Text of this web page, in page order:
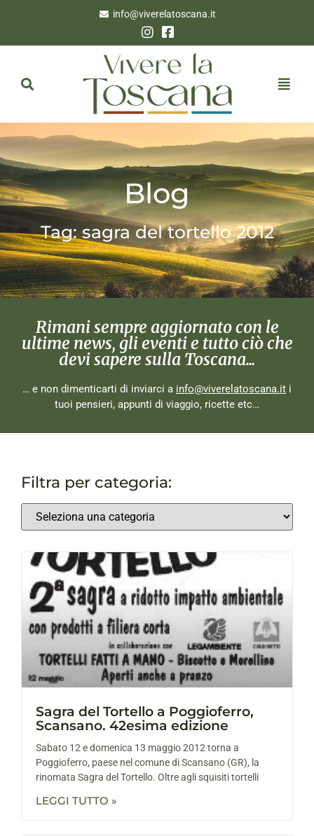
info@viverelatoscana.it
Blog
Tag: sagra del tortello 2012
Rimani sempre aggiornato con le
ultime news, gli eventi e tutto ciò che
devi sapere sulla Toscana...
… e non dimenticarti di inviarci a info@viverelatoscana.it i
tuoi pensieri, appunti di viaggio, ricette etc…
Filtra per categoria:
Sagra del Tortello a Poggioferro,
Scansano. 42esima edizione
Sabato 12 e domenica 13 maggio 2012 torna a
Poggioferro, paese nel comune di Scansano (GR), la
rinomata Sagra del Tortello. Oltre agli squisiti tortelli
LEGGI TUTTO »